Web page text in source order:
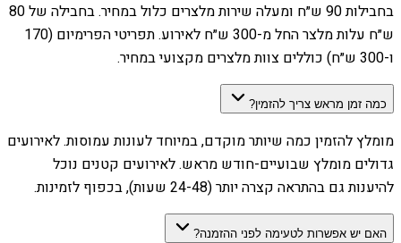
בחבילות 90 ש״ח ומעלה שירות מלצרים כלול במחיר. בחבילה של 80
ש״ח עלות מלצר החל מ-300 ש״ח לאירוע. תפריטי הפרימיום (170
ו-300 ש״ח) כוללים צוות מלצרים מקצועי במחיר.
כמה זמן מראש צריך להזמין?
מומלץ להזמין כמה שיותר מוקדם, במיוחד לעונות עמוסות. לאירועים
גדולים מומלץ שבועיים-חודש מראש. לאירועים קטנים נוכל
להיענות גם בהתראה קצרה יותר (24-48 שעות), בכפוף לזמינות.
האם יש אפשרות לטעימה לפני ההזמנה?